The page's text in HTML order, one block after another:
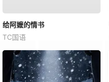
给阿嬷的情书
TC国语